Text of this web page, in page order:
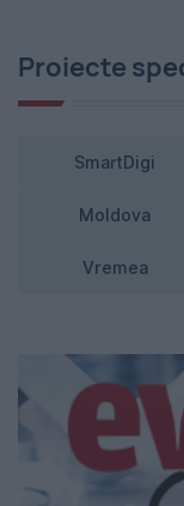
Proiecte
SmartDigi
Moldova
Vremea